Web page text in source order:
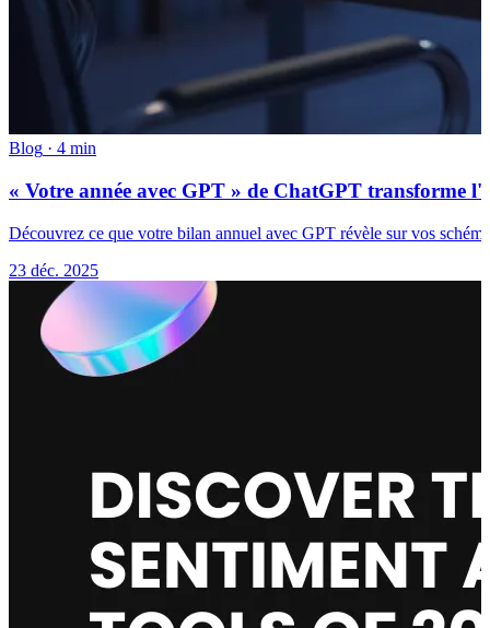
Blog · 4 min
« Votre année avec GPT » de ChatGPT transforme
Découvrez ce que votre bilan annuel avec GPT révèle sur vos
23 déc. 2025